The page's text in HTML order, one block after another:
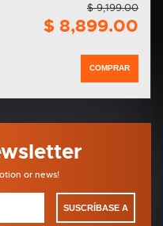
$ 9,199.00
$ 8,899.00
COMPRAR
or news!
SUSCRÍBASE A